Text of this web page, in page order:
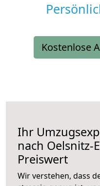
Kostenlose
Ihr
nach Oelsnitz-
Preiswert
Wir verstehen, dass